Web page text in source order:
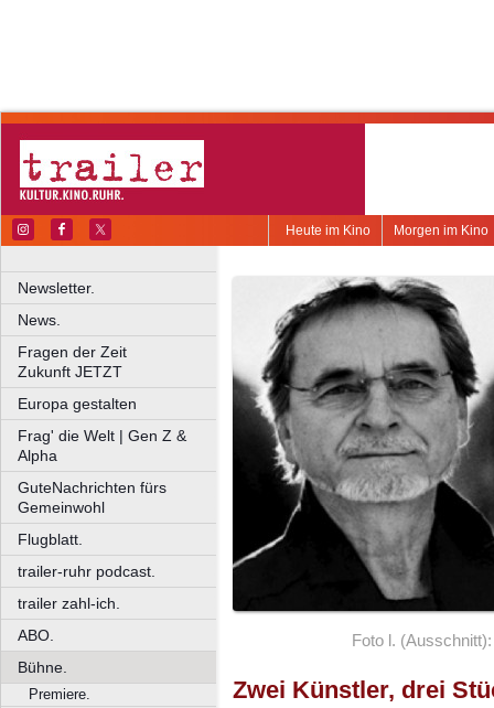
Morgen im Kino
Heute im Kino
Newsletter.
News.
Fragen der Zeit
Zukunft JETZT
Europa gestalten
Frag' die Welt | Gen Z &
Alpha
GuteNachrichten fürs
Gemeinwohl
Flugblatt.
trailer-ruhr podcast.
trailer zahl-ich.
ABO.
Bühne.
Premiere.
Foto l.
Zwei Künstler, drei